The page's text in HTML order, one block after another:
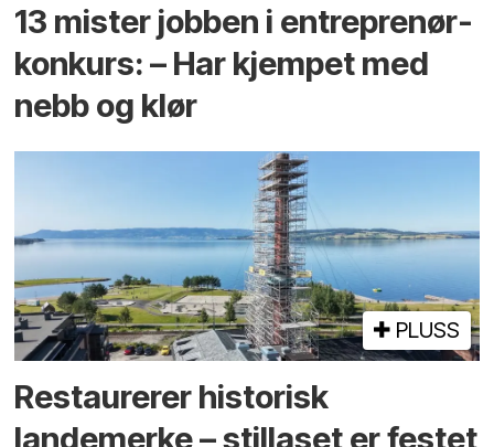
13 mister jobben i entreprenør­
konkurs: – Har kjempet med
nebb og klør
PLUSS
Restaurerer historisk
landemerke – stillaset er festet